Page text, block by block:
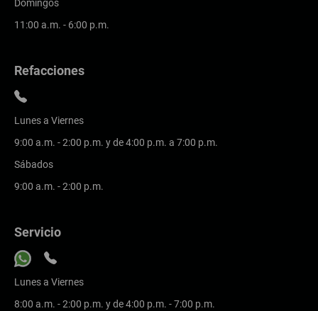
Domingos
11:00 a.m. - 6:00 p.m.
Refacciones
Lunes a Viernes
9:00 a.m. - 2:00 p.m. y de 4:00 p.m. a 7:00 p.m.
Sábados
9:00 a.m. - 2:00 p.m.
Servicio
Lunes a Viernes
8:00 a.m. - 2:00 p.m. y de 4:00 p.m. - 7:00 p.m.